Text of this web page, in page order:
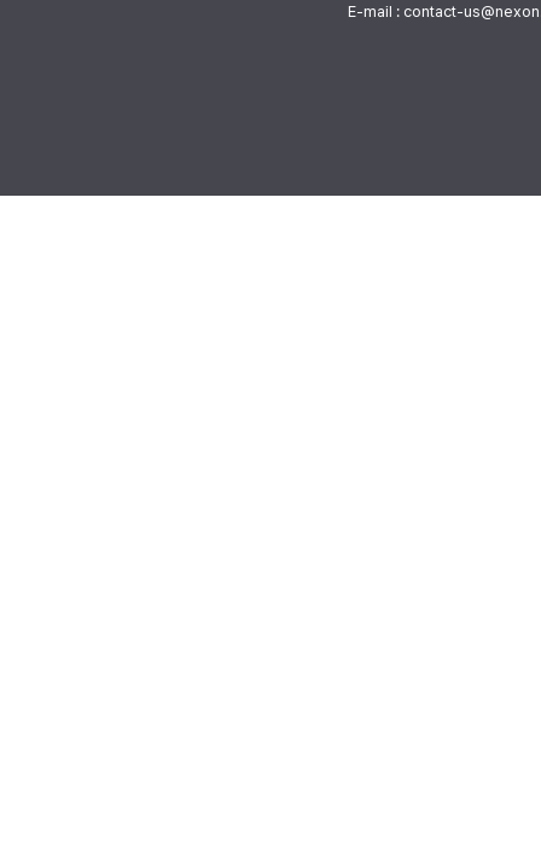
E-mail : contact-